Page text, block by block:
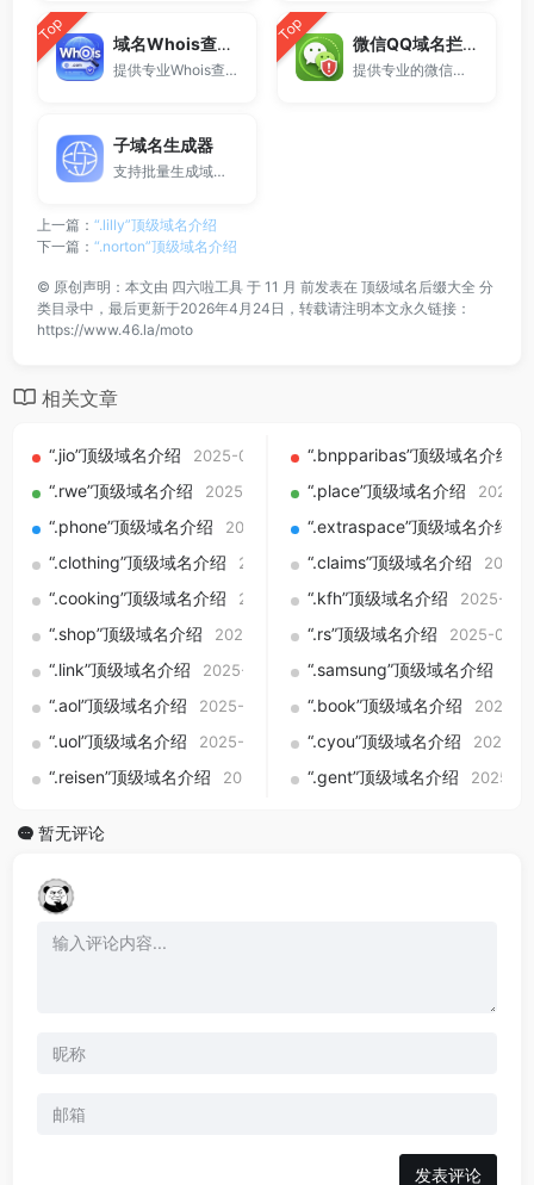
Top 域名Whois查询工具
提供专业Whois查询与域名信息查询服务，支持查询域名注册信息、注册商、到期时间及DNS记录，适用于域名检测、SEO分析及站长工具使用。
Top 微信QQ域名拦截检测
提供专业的微信拦截检测、QQ拦截检测、域名被墙检测服务，一键查询网站是否被封、被拦截或被限制访问。
子域名生成器
支持批量生成域名与泛解析子域名，适用于站群部署、SEO测试与开发环境使用。
上一篇： “.lilly”顶级域名介绍
下一篇： “.norton”顶级域名介绍
© 原创声明：本文由 四六啦工具 于 11 月 前发表在 顶级域名后缀大全 分
类目录中，最后更新于2026年4月24日，转载请注明本文永久链接：
https://www.46.la/moto
相关文章
“.jio”顶级域名介绍 2025-09-01 “.bnpparibas”顶级域名介绍
“.rwe”顶级域名介绍 2025-09-01 “.place”顶级域名介绍 2025-
“.phone”顶级域名介绍 2025-09-01“.extraspace”顶级域名介绍
“.clothing”顶级域名介绍 2025-09-01“.claims”顶级域名介绍 2025-
“.cooking”顶级域名介绍 2025-09-01“.kfh”顶级域名介绍 2025-09-
“.shop”顶级域名介绍 2025-09-01 “.rs”顶级域名介绍 2025-09-
“.link”顶级域名介绍 2025-09-01 “.samsung”顶级域名介绍
“.aol”顶级域名介绍 2025-09-01 “.book”顶级域名介绍 2025-
“.uol”顶级域名介绍 2025-09-01 “.cyou”顶级域名介绍 2025-
“.reisen”顶级域名介绍 2025-09-01“.gent”顶级域名介绍 2025-
暂无评论
发表评论